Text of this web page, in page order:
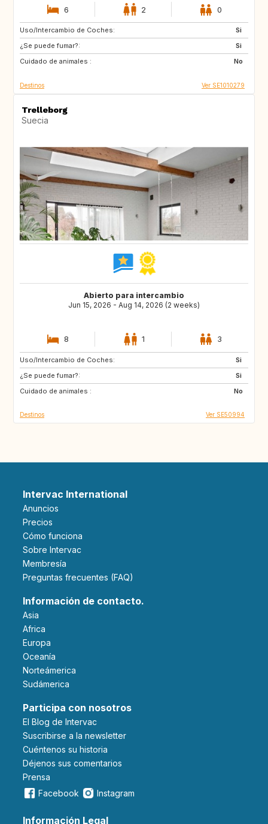
6 2 0
Uso/Intercambio de Coches:
Si
¿Se puede fumar?:
Si
Cuidado de animales :
No
GB
FR
IT
Destinos Ver SE1010279
Trelleborg
Suecia
Abierto para intercambio
Jun 15, 2026 - Aug 14, 2026 (2 weeks)
8 1 3
Uso/Intercambio de Coches:
Si
¿Se puede fumar?:
Si
Cuidado de animales :
No
GR
FR
HR
Destinos Ver SE50994
Intervac International
Anuncios
Precios
Cómo funciona
Sobre Intervac
Membresía
Preguntas frecuentes (FAQ)
Información de contacto.
Asia
Africa
Europa
Oceanía
Norteámerica
Sudámerica
Participa con nosotros
El Blog de Intervac
Suscribirse a la newsletter
Cuéntenos su historia
Déjenos sus comentarios
Prensa
Facebook
Instagram
Información Legal